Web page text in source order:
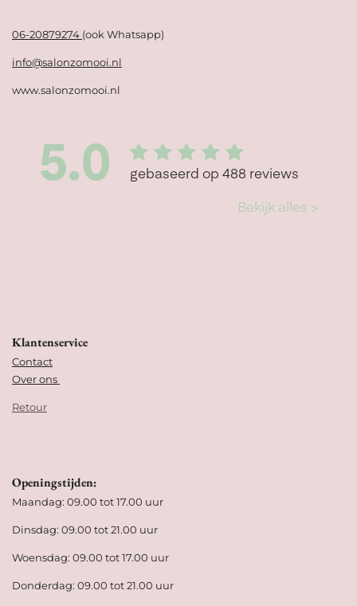
06-20879274 (ook Whatsapp)
info@salonzomooi.nl
www.salonzomooi.nl
Klantenservice
Contact
Over ons
Retour
Openingstijden:
Maandag: 09.00 tot 17.00 uur
Dinsdag: 09.00 tot 21.00 uur
Woensdag: 09.00 tot 17.00 uur
Donderdag: 09.00 tot 21.00 uur